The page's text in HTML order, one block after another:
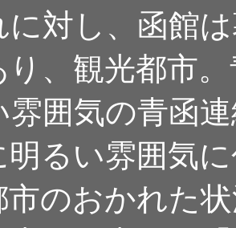
に対し、函館
り、観光都市
雰囲気の青函
明るい雰囲気
市のおかれた